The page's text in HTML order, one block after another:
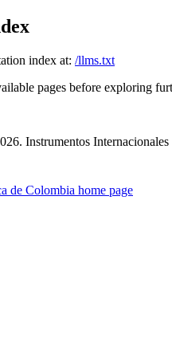
index at: /llms.txt
pages before exploring
Instrumentos Internacionales
de Colombia home page